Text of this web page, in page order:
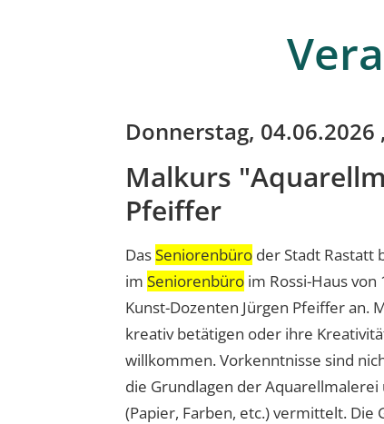
Donnerstag, 04.06.2026
Malkurs
Pfeiffer
Das Seniorenbüro der Stadt Rastatt
im Seniorenbüro im Rossi-Haus
Kunst-Dozenten Jürgen Pfeiffer an.
kreativ betätigen oder ihre
willkommen. Vorkenntnisse sind
die Grundlagen der
(Papier, Farben, etc.) vermittelt.